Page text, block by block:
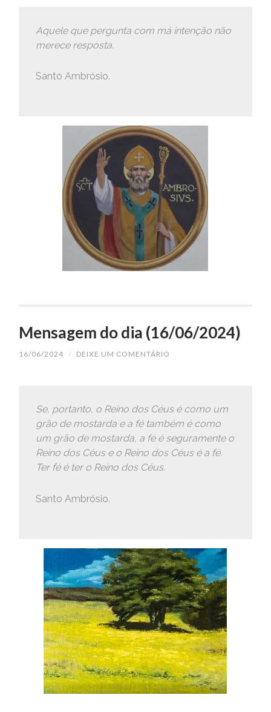
Aquele que pergunta com má intenção não
merece resposta.
Santo Ambrósio.
Mensagem do dia (16/06/2024)
16/06/2024 / DEIXE UM COMENTÁRIO
Se, portanto, o Reino dos Céus é como um
grão de mostarda e a fé também é como
um grão de mostarda, a fé é seguramente o
Reino dos Céus e o Reino dos Céus é a fé.
Ter fé é ter o Reino dos Céus.
Santo Ambrósio.